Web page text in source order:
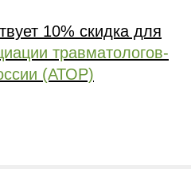
10% скидка для
травматологов-
(АТОР)